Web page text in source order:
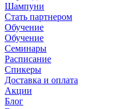
Шампуни
Стать партнером
Обучение
Обучение
Семинары
Расписание
Спикеры
Доставка и оплата
Акции
Блог